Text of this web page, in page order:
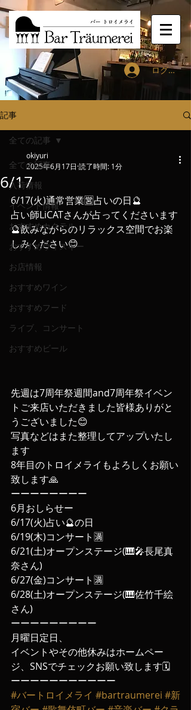
ログイン
記事
全ての記事
入荷情報
イベント情報
おすすめカクテル
おすすめウィスキー
お店情報
おすすめワイン
おすすめフード
ライブ、コンサート
おすすめビール
全ての記事
6/17
okiyuri
2025年6月17日 読了時間: 1分
6/17(火)通常営業🈺占いの日🔮
占い師LiCATさんが占ってくださいます
🔮飲みながらのリラックス空間でお楽
しみください😊
先週は7周年祭週間and7周年祭イベン
トご来店いただきました皆様ありがと
うございました😊
写真などはまた整理してアップいたし
ます
8年目のトロイメライもよろしくお願い
致します🙏
ーーーーーーーー
6月おしらせー
6/17(火)占い🔮の日
6/19(木)コンサート🈵
6/21(土)オープンステージ(🎹🎤長尾真
奈さん)
6/27(金)コンサート🈵
6/28(土)オープンステージ(🎹佐竹千絵
さん)
ーーーーーーーーー
月曜日定日、
イベントやその他休みはホームペー
ジ、SNSでチェックお願い致します🗓️
ーーーーーーーーーーー
#バートロイメライ #bartraumerei #新